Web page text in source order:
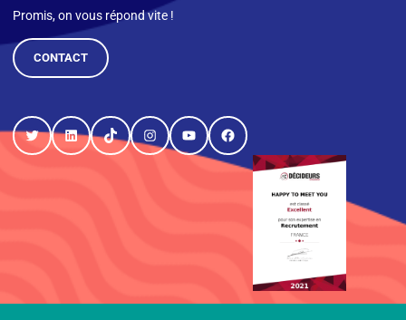
Promis, on vous répond vite !
CONTACT
TwitterLinkedInTikTokInstagram
YouTubeFacebook